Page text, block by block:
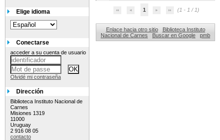
1 (1 - 1 / 1)
Enlace hacia otro sitio
Biblioteca Instituto
Nacional de Carnes
Buscar en Google pmb
Elige idioma
Conectarse
acceder a su cuenta de usuario
Olvidé mi contraseña
Dirección
Biblioteca Instituto Nacional de
Carnes
Misiones 1319
11000
Uruguay
2 916 08 05
contacto